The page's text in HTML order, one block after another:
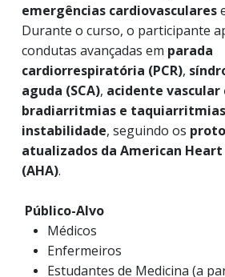
emergências cardiovasculares
Durante o curso, o participante
condutas avançadas em parada
cardiorrespiratória (PCR),
aguda (SCA), acidente vascular
bradiarritmias e
instabilidade, seguindo os
atualizados da American
(AHA).
Público-Alvo
Médicos
Enfermeiros
Estudantes de Medicina (a